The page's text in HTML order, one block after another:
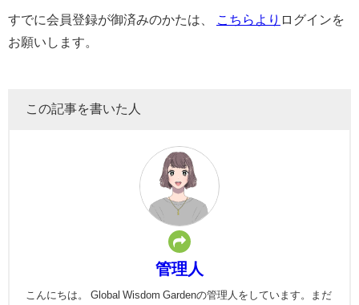
すでに会員登録が御済みのかたは、 こちらより ログインを
お願いします。
この記事を書いた人
管理人
こんにちは。 Global Wisdom Gardenの管理人をしています。まだ